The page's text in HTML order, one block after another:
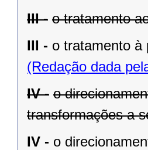
III - o tratamento
III - o tratamento à
(Redação dada
IV - o
transformações a
IV - o